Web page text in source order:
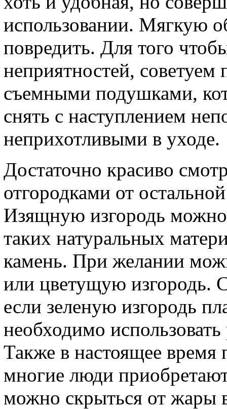
использовании. Мягкую
повредить. Для того
неприятностей, советуем
съемными подушками,
снять с наступлением
неприхотливыми в уходе.
Достаточно красиво
отгородками от
Изящную изгородь можно
таких натуральных
камень. При желании
или цветущую изгородь.
если зеленую изгородь
необходимо
Также в настоящее время
многие люди
можно скрыться от жары